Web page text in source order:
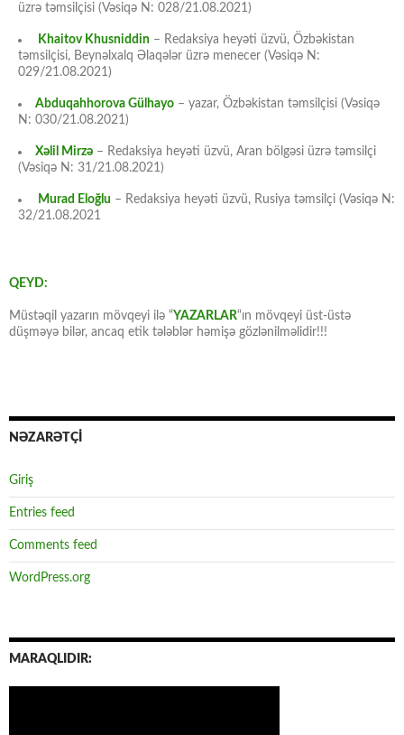
üzrə təmsilçisi (Vəsiqə N: 028/21.08.2021)
Khaitov Khusniddin – Redaksiya heyəti üzvü, Özbəkistan
təmsilçisi, Beynəlxalq Əlaqələr üzrə menecer (Vəsiqə N:
029/21.08.2021)
Abduqahhorova Gülhayo – yazar, Özbəkistan təmsilçisi (Vəsiqə
N: 030/21.08.2021)
Xəlil Mirzə – Redaksiya heyəti üzvü, Aran bölgəsi üzrə təmsilçi
(Vəsiqə N: 31/21.08.2021)
Murad Eloğlu – Redaksiya heyəti üzvü, Rusiya təmsilçi (Vəsiqə N:
32/21.08.2021
QEYD:
Müstəqil yazarın mövqeyi ilə “YAZARLAR“ın mövqeyi üst-üstə
düşməyə bilər, ancaq etik tələblər həmişə gözlənilməlidir!!!
NƏZARƏTÇİ
Giriş
Entries feed
Comments feed
WordPress.org
MARAQLIDIR: